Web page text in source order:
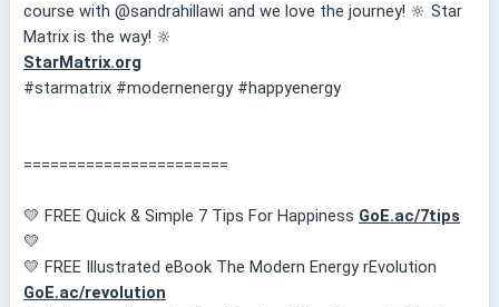
course with @sandrahillawi and we love the journey! 🔆 Star
Matrix is the way! 🔆
StarMatrix.org
#starmatrix #modernenergy #happyenergy
=======================
💛 FREE Quick & Simple 7 Tips For Happiness GoE.ac/7tips
💛
💛 FREE Illustrated eBook The Modern Energy rEvolution
GoE.ac/revolution